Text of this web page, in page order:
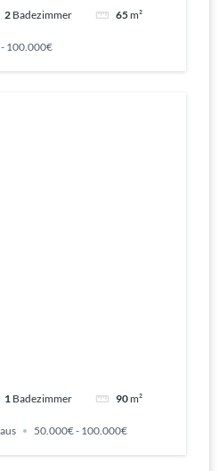
2 Badezimmer 65m²
100.000€
1 Badezimmer 90m²
50.000€ - 100.000€